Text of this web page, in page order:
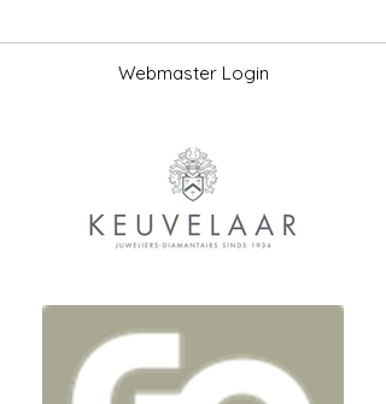
Webmaster Login